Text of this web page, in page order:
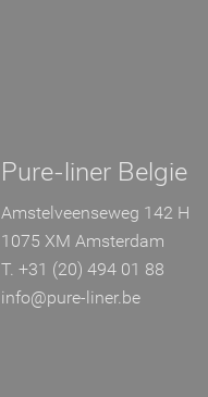
Pure-liner Belgie
Amstelveenseweg 142 H
1075 XM Amsterdam
T. +31 (20) 494 01 88
info@pure-liner.be